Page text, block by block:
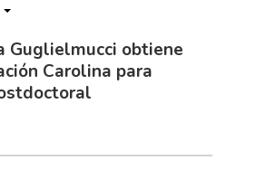
Guglielmucci obtiene
Carolina para